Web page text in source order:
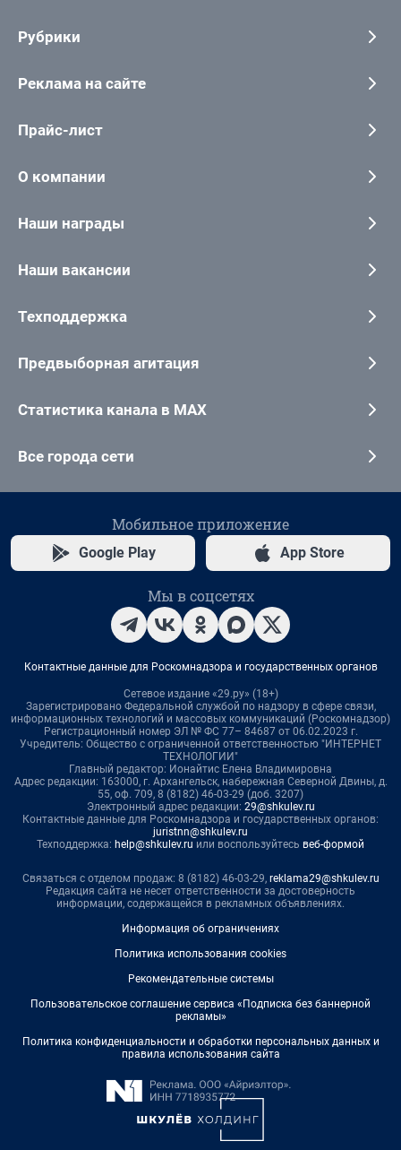
Рубрики
Реклама на сайте
Прайс-лист
О компании
Наши награды
Наши вакансии
Техподдержка
Предвыборная агитация
Статистика канала в MAX
Все города сети
Мобильное приложение
Google Play App Store
Мы в соцсетях
Контактные данные для Роскомнадзора и государственных органов
Сетевое издание «29.ру» (18+)
Зарегистрировано Федеральной службой по надзору в сфере связи,
информационных технологий и массовых коммуникаций (Роскомнадзор)
Регистрационный номер ЭЛ № ФС 77– 84687 от 06.02.2023 г.
Учредитель: Общество с ограниченной ответственностью "ИНТЕРНЕТ
ТЕХНОЛОГИИ"
Главный редактор: Ионайтис Елена Владимировна
Адрес редакции: 163000, г. Архангельск, набережная Северной Двины, д.
55, оф. 709, 8 (8182) 46-03-29 (доб. 3207)
Электронный адрес редакции: 29@shkulev.ru
Контактные данные для Роскомнадзора и государственных органов:
juristnn@shkulev.ru
Техподдержка: help@shkulev.ru или воспользуйтесь веб-формой
Связаться с отделом продаж: 8 (8182) 46-03-29, reklama29@shkulev.ru
Редакция сайта не несет ответственности за достоверность
информации, содержащейся в рекламных объявлениях.
Информация об ограничениях
Политика использования cookies
Рекомендательные системы
Пользовательское соглашение сервиса «Подписка без баннерной
рекламы»
Политика конфиденциальности и обработки персональных данных и
правила использования сайта